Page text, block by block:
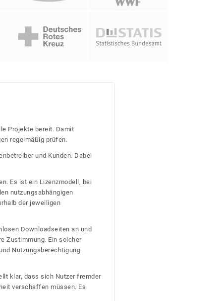
Projekte bereit. Damit
regelmäßig prüfen.
und Kunden. Dabei
Es ist ein Lizenzmodell, bei
nutzungsabhängigen
der jeweiligen
Downloadseiten an und
Zustimmung. Ein solcher
Nutzungsberechtigung
klar, dass sich Nutzer fremder
verschaffen müssen. Es